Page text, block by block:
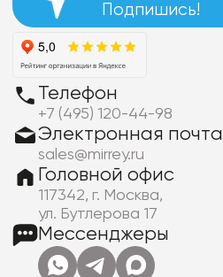
Подпишись!
Телефон
+7 (495) 120-44-98
Электронная почта
sales@mirrey.ru
Головной офис
117342, г. Москва,
ул. Бутлерова 17
Мессенджеры